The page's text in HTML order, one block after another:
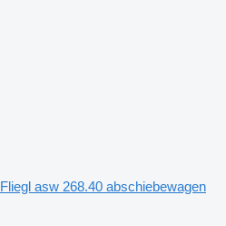
Fliegl asw 268.40 abschiebewagen